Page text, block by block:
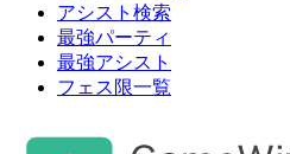
アシスト検索
最強パーティ
最強アシスト
フェス限一覧